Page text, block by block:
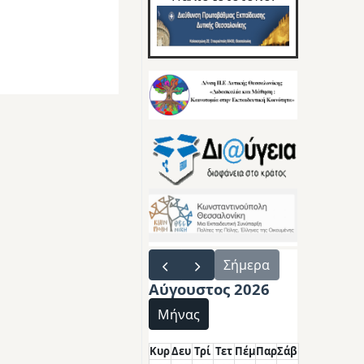
Σήμερα
Αύγουστος 2026
Μήνας
ΚυρΔευ Τρί Τετ ΠέμΠαρΣάβ